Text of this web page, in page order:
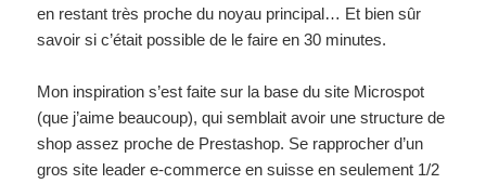
en restant très proche du noyau principal… Et bien sûr
savoir si c’était possible de le faire en 30 minutes.
Mon inspiration s’est faite sur la base du site Microspot
(que j’aime beaucoup), qui semblait avoir une structure de
shop assez proche de Prestashop. Se rapprocher d’un
gros site leader e-commerce en suisse en seulement 1/2